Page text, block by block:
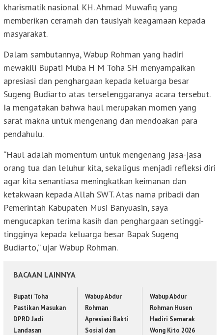
kharismatik nasional KH. Ahmad Muwafiq yang
memberikan ceramah dan tausiyah keagamaan kepada
masyarakat.
Dalam sambutannya, Wabup Rohman yang hadiri
mewakili Bupati Muba H M Toha SH menyampaikan
apresiasi dan penghargaan kepada keluarga besar
Sugeng Budiarto atas terselenggaranya acara tersebut.
Ia mengatakan bahwa haul merupakan momen yang
sarat makna untuk mengenang dan mendoakan para
pendahulu.
“Haul adalah momentum untuk mengenang jasa-jasa
orang tua dan leluhur kita, sekaligus menjadi refleksi diri
agar kita senantiasa meningkatkan keimanan dan
ketakwaan kepada Allah SWT. Atas nama pribadi dan
Pemerintah Kabupaten Musi Banyuasin, saya
mengucapkan terima kasih dan penghargaan setinggi-
tingginya kepada keluarga besar Bapak Sugeng
Budiarto,” ujar Wabup Rohman.
BACAAN LAINNYA
Bupati Toha
Pastikan Masukan
DPRD Jadi
Landasan
Wabup Abdur
Rohman
Apresiasi Bakti
Sosial dan
Wabup Abdur
Rohman Husen
Hadiri Semarak
Wong Kito 2026